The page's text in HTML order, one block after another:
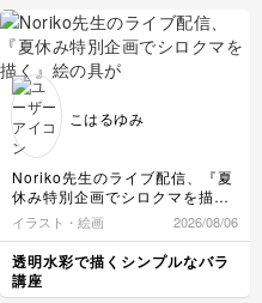
こはるゆみ
Noriko先生のライブ配信、『夏
休み特別企画でシロクマを描
く』
絵の具がないので、鉛筆で一緒
に描いてみました😆
クマではなく、犬になりました
😅
イラスト・絵画 2026/08/06
透明水彩で描くシンプルなバラ
講座